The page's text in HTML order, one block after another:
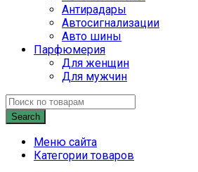
Антирадары
Автосигнализации
Авто шины
Парфюмерия
Для женщин
Для мужчин
Search
Меню сайта
Категории товаров